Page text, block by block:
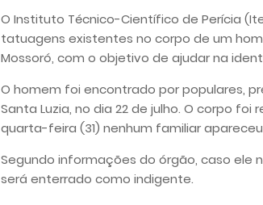
O Instituto Técnico-Científico de Perícia
tatuagens existentes no corpo de um
Mossoró, com o objetivo de ajudar na
O homem foi encontrado por populares,
Santa Luzia, no dia 22 de julho. O corpo
quarta-feira (31) nenhum familiar
Segundo informações do órgão, caso ele
será enterrado como indigente.